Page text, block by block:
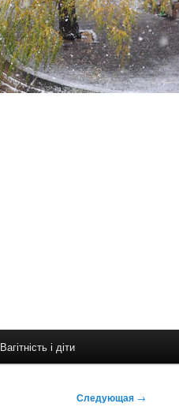
Вагітність і діти
Следующая →